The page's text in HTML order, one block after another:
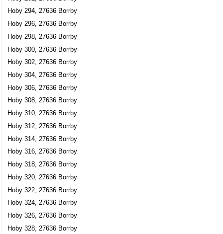
Hoby 294, 27636 Borrby
Hoby 296, 27636 Borrby
Hoby 298, 27636 Borrby
Hoby 300, 27636 Borrby
Hoby 302, 27636 Borrby
Hoby 304, 27636 Borrby
Hoby 306, 27636 Borrby
Hoby 308, 27636 Borrby
Hoby 310, 27636 Borrby
Hoby 312, 27636 Borrby
Hoby 314, 27636 Borrby
Hoby 316, 27636 Borrby
Hoby 318, 27636 Borrby
Hoby 320, 27636 Borrby
Hoby 322, 27636 Borrby
Hoby 324, 27636 Borrby
Hoby 326, 27636 Borrby
Hoby 328, 27636 Borrby